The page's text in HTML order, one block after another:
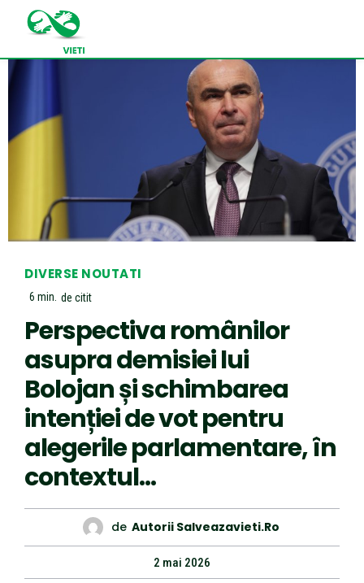
DIVERSE NOUTATI
6 min. de citit
Perspectiva românilor
asupra demisiei lui
Bolojan și schimbarea
intenției de vot pentru
alegerile parlamentare, în
contextul…
de Autorii Salveazavieti.ro
2 mai 2026